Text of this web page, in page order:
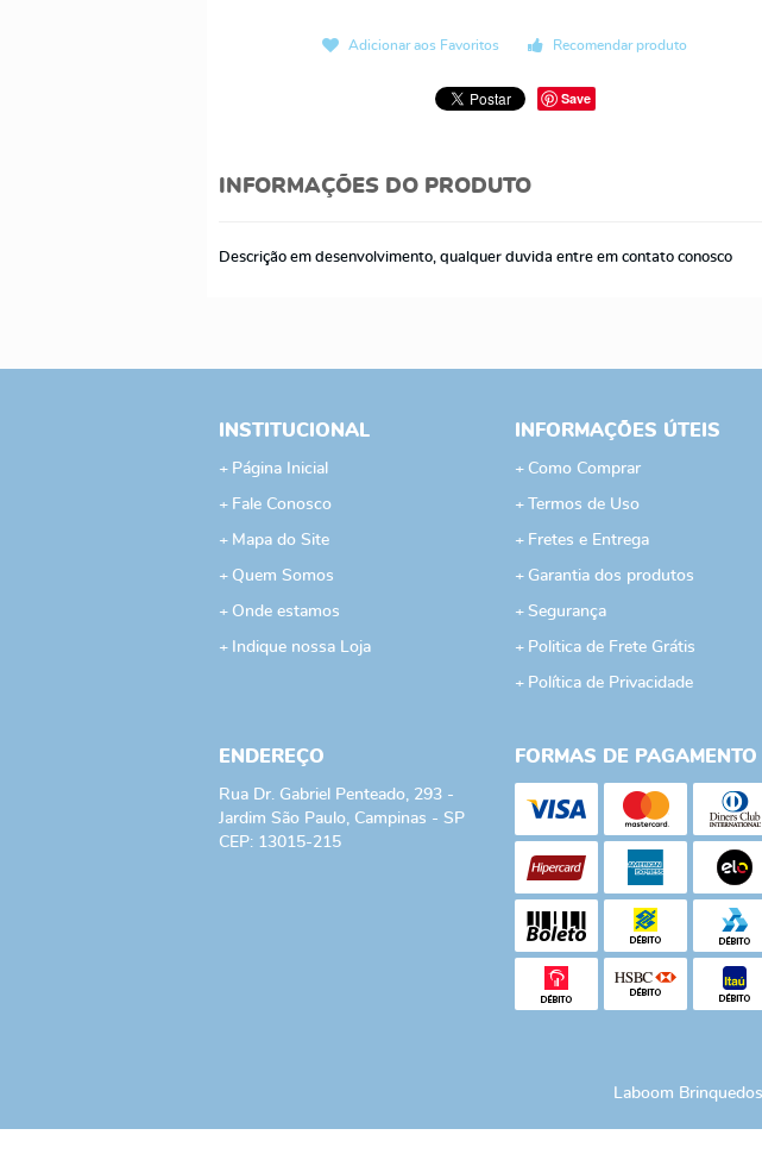
Adicionar aos Favoritos Recomendar produto
Save
INFORMAÇÕES DO PRODUTO
Descrição em desenvolvimento, qualquer duvida entre em contato conosco
INSTITUCIONAL
Página Inicial
Fale Conosco
Mapa do Site
Quem Somos
Onde estamos
Indique nossa Loja
INFORMAÇÕES ÚTEIS
Como Comprar
Termos de Uso
Fretes e Entrega
Garantia dos produtos
Segurança
Politica de Frete Grátis
Política de Privacidade
ENDEREÇO
Rua Dr. Gabriel Penteado, 293 -
Jardim São Paulo, Campinas - SP
CEP: 13015-215
FORMAS DE PAGAMENTO
Laboom Brinquedos